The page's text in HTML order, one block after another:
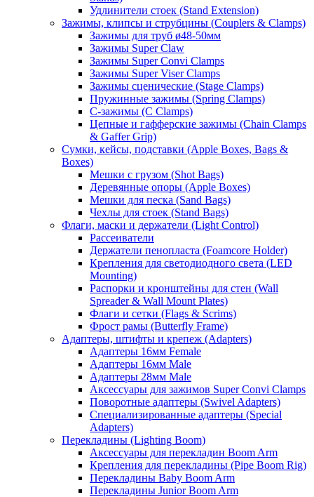
Удлинители стоек (Stand Extension)
Зажимы, клипсы и струбцины (Couplers & Clamps)
Зажимы для труб ø48-50мм
Зажимы Super Claw
Зажимы Super Convi Clamps
Зажимы Super Viser Clamps
Зажимы сценические (Stage Clamps)
Пружинные зажимы (Spring Clamps)
С-зажимы (C Clamps)
Цепные и гафферские зажимы (Chain Clamps
& Gaffer Grip)
Сумки, кейсы, подставки (Apple Boxes, Bags &
Boxes)
Мешки с грузом (Shot Bags)
Деревянные опоры (Apple Boxes)
Мешки для песка (Sand Bags)
Чехлы для стоек (Stand Bags)
Флаги, маски и держатели (Light Control)
Рассеиватели
Держатели пенопласта (Foamcore Holder)
Крепления для светодиодного света (LED
Mounting)
Распорки и кронштейны для стен (Wall
Spreader & Wall Mount Plates)
Флаги и сетки (Flags & Scrims)
Фрост рамы (Butterfly Frame)
Адаптеры, штифты и крепеж (Adapters)
Адаптеры 16мм Female
Адаптеры 16мм Male
Адаптеры 28мм Male
Аксессуары для зажимов Super Convi Clamps
Поворотные адаптеры (Swivel Adapters)
Специализированные адаптеры (Special
Adapters)
Перекладины (Lighting Boom)
Аксессуары для перекладин Boom Arm
Крепления для перекладины (Pipe Boom Rig)
Перекладины Baby Boom Arm
Перекладины Junior Boom Arm